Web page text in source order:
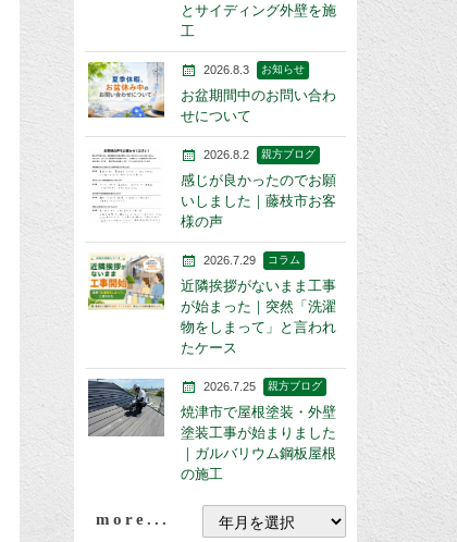
とサイディング外壁を施
工
2026.8.3 お知らせ
お盆期間中のお問い合わ
せについて
2026.8.2 親方ブログ
感じが良かったのでお願
いしました｜藤枝市お客
様の声
2026.7.29 コラム
近隣挨拶がないまま工事
が始まった｜突然「洗濯
物をしまって」と言われ
たケース
2026.7.25 親方ブログ
焼津市で屋根塗装・外壁
塗装工事が始まりました
｜ガルバリウム鋼板屋根
の施工
more...